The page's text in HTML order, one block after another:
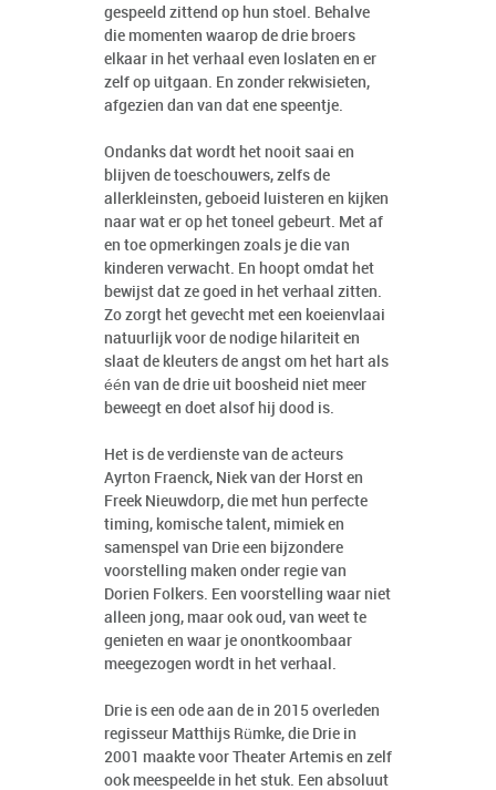
gespeeld zittend op hun stoel. Behalve
die momenten waarop de drie broers
elkaar in het verhaal even loslaten en er
zelf op uitgaan. En zonder rekwisieten,
afgezien dan van dat ene speentje.
Ondanks dat wordt het nooit saai en
blijven de toeschouwers, zelfs de
allerkleinsten, geboeid luisteren en kijken
naar wat er op het toneel gebeurt. Met af
en toe opmerkingen zoals je die van
kinderen verwacht. En hoopt omdat het
bewijst dat ze goed in het verhaal zitten.
Zo zorgt het gevecht met een koeienvlaai
natuurlijk voor de nodige hilariteit en
slaat de kleuters de angst om het hart als
één van de drie uit boosheid niet meer
beweegt en doet alsof hij dood is.
Het is de verdienste van de acteurs
Ayrton Fraenck, Niek van der Horst en
Freek Nieuwdorp, die met hun perfecte
timing, komische talent, mimiek en
samenspel van Drie een bijzondere
voorstelling maken onder regie van
Dorien Folkers. Een voorstelling waar niet
alleen jong, maar ook oud, van weet te
genieten en waar je onontkoombaar
meegezogen wordt in het verhaal.
Drie is een ode aan de in 2015 overleden
regisseur Matthijs Rümke, die Drie in
2001 maakte voor Theater Artemis en zelf
ook meespeelde in het stuk. Een absoluut